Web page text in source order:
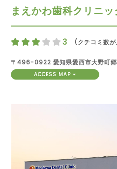
まえかわ歯科クリニッ
3 (クチコミ数が
〒496-0922 愛知県愛西市大野町
ACCESS MAP